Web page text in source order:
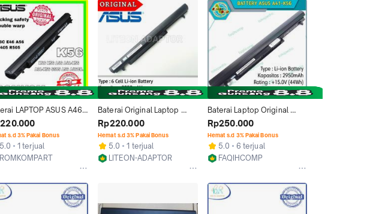
LAPTOP ASUS A46C
A46CM k46CB
S46CM S46C
s.d 3% Pakai Bonus
5.0
1 terjual
ROMKOMPART
Baterai Original Laptop
Asus A46C A46CB A46CM
K46CB K46CM S46C
S46CM
Rp220.000
Hemat s.d 3% Pakai Bonus
5.0
1 terjual
LITEON-ADAPTOR
Baterai Laptop Original
ASUS K46 K46C K56 A56
A46C A46CB A46CM A41-
K56
Rp250.000
Hemat s.d 3% Pakai Bonus
5.0
6 terjual
FAQIHCOMP